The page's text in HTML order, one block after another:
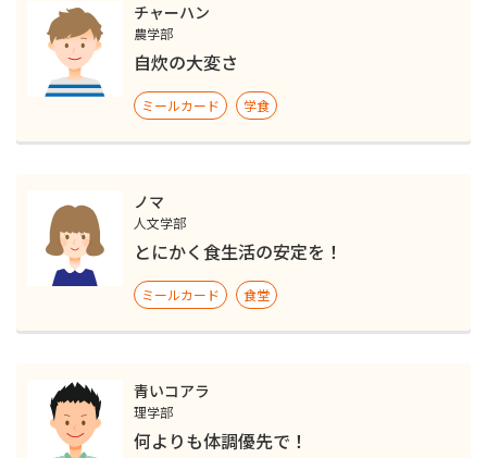
チャーハン
農学部
自炊の大変さ
ミールカード 学食
ノマ
人文学部
とにかく食生活の安定を！
ミールカード 食堂
青いコアラ
理学部
何よりも体調優先で！